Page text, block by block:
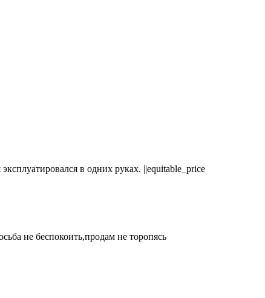
в одних руках. ||equitable_price
не беспокоить,продам не торопясь